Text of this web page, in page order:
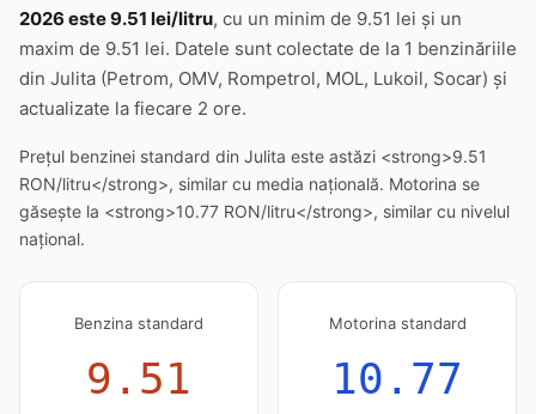
2026 este 9.51 lei/litru, cu un minim de 9.51 lei și un
maxim de 9.51 lei. Datele sunt colectate de la 1 benzinăriile
din Julita (Petrom, OMV, Rompetrol, MOL, Lukoil, Socar) și
actualizate la fiecare 2 ore.
Prețul benzinei standard din Julita este astăzi <strong>9.51
RON/litru</strong>, similar cu media națională. Motorina se
găsește la <strong>10.77 RON/litru</strong>, similar cu nivelul
național.
Benzina standard
9.51
Motorina standard
10.77